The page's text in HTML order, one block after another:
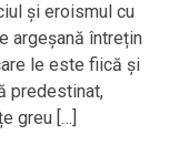
și eroismul cu
argeșană întrețin
le este fiică și
predestinat,
greu […]